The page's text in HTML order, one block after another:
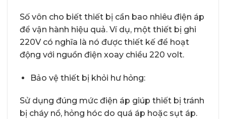
Số vôn cho biết thiết bị cần bao nhiêu điện áp
để vận hành hiệu quả. Ví dụ, một thiết bị ghi
220V có nghĩa là nó được thiết kế để hoạt
động với nguồn điện xoay chiều 220 volt.
Bảo vệ thiết bị khỏi hư hỏng:
Sử dụng đúng mức điện áp giúp thiết bị tránh
bị cháy nổ, hỏng hóc do quá áp hoặc sụt áp.